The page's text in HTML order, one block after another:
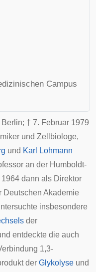
Campus
Berlin; † 7. Februar 1979
und Zellbiologe,
und Karl Lohmann
an der Humboldt-
dann als Direktor
Deutschen Akademie
insbesondere
der
entdeckte die auch
1,3-
der Glykolyse und